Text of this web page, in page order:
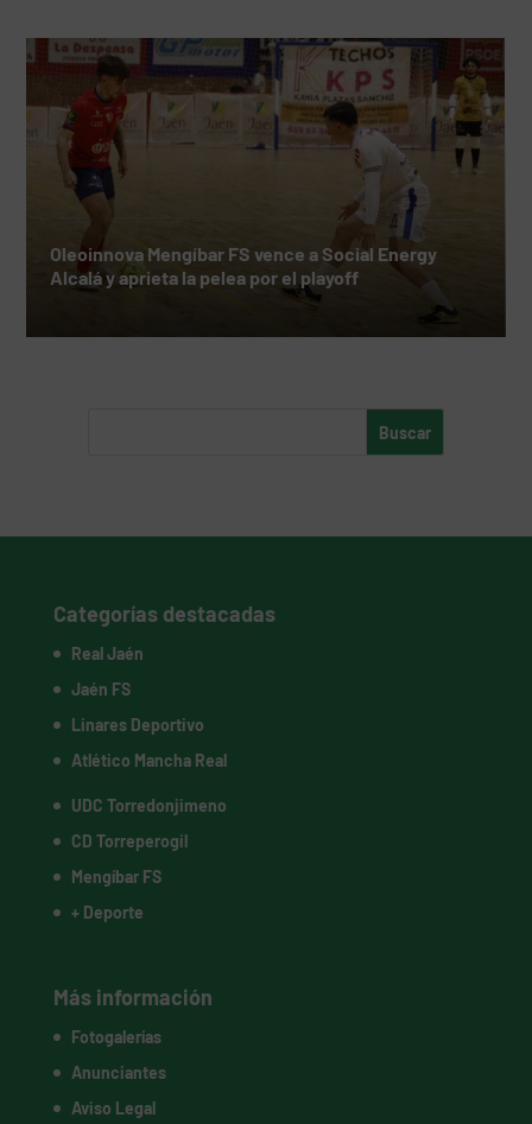
Oleoinnova Mengíbar FS vence a Social Energy
Alcalá y aprieta la pelea por el playoff
Categorías destacadas
Real Jaén
Jaén FS
Linares Deportivo
Atlético Mancha Real
UDC Torredonjimeno
CD Torreperogil
Mengíbar FS
+ Deporte
Más información
Fotogalerías
Anunciantes
Aviso Legal